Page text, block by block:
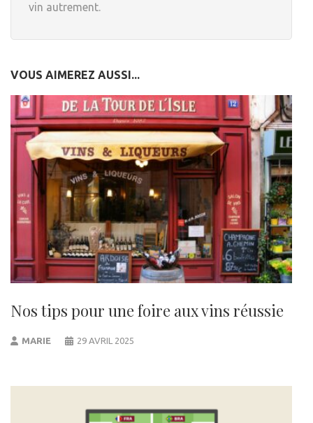
vin autrement.
VOUS AIMEREZ AUSSI...
Nos tips pour une foire aux vins réussie
MARIE 29 AVRIL 2025